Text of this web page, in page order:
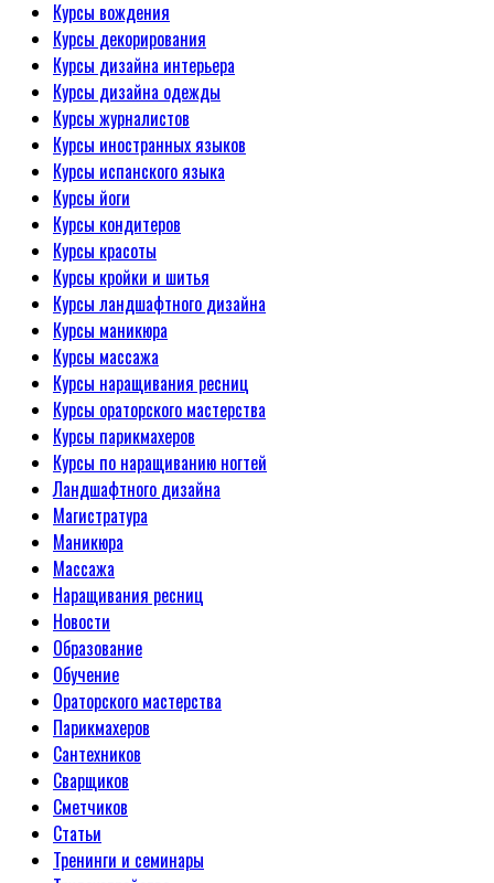
Курсы вождения
Курсы декорирования
Курсы дизайна интерьера
Курсы дизайна одежды
Курсы журналистов
Курсы иностранных языков
Курсы испанского языка
Курсы йоги
Курсы кондитеров
Курсы красоты
Курсы кройки и шитья
Курсы ландшафтного дизайна
Курсы маникюра
Курсы массажа
Курсы наращивания ресниц
Курсы ораторского мастерства
Курсы парикмахеров
Курсы по наращиванию ногтей
Ландшафтного дизайна
Магистратура
Маникюра
Массажа
Наращивания ресниц
Новости
Образование
Обучение
Ораторского мастерства
Парикмахеров
Сантехников
Сварщиков
Сметчиков
Статьи
Тренинги и семинары